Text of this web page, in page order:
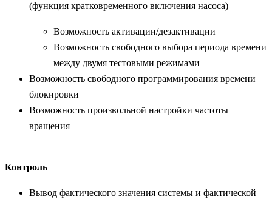
(функция кратковременного включения насоса)
Возможность активации/дезактивации
Возможность свободного выбора периода времени
между двумя тестовыми режимами
Возможность свободного программирования времени
блокировки
Возможность произвольной настройки частоты
вращения
Контроль
Вывод фактического значения системы и фактической